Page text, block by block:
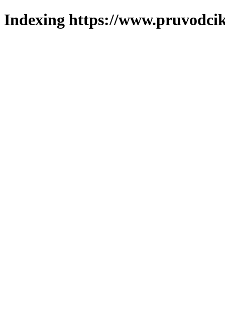
Indexing https://